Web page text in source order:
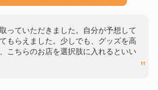
っていただきました。自分が予想して
もらえました。少しでも、グッズを高
こちらのお店を選択肢に入れるといい